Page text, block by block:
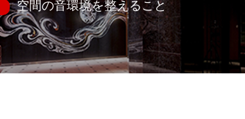
空間の音環境を整えること